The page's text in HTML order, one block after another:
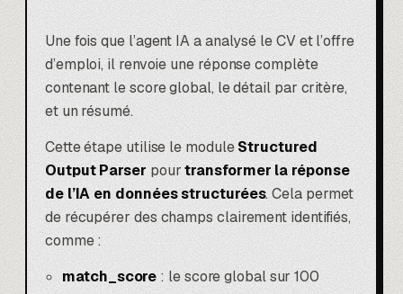
Une fois que l’agent IA a analysé le CV et l’offre
d’emploi, il renvoie une réponse complète
contenant le score global, le détail par critère,
et un résumé.
Cette étape utilise le moduleStructured
Output Parser pourtransformer la réponse
de l’IA en données structurées. Cela permet
de récupérer des champs clairement identifiés,
comme :
match_score: le score global sur 100